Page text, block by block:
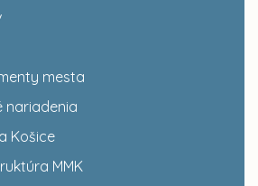
mesta
nariadenia
Košice
MMK